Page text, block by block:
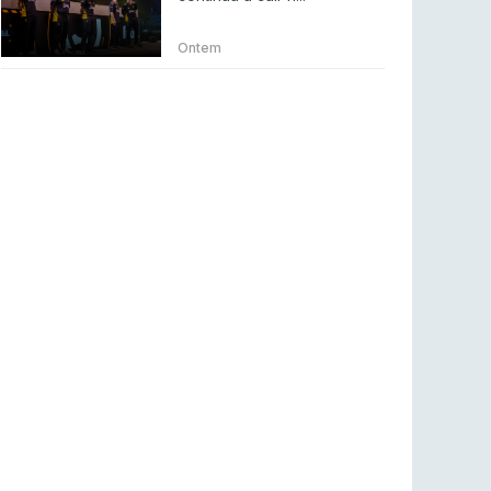
Betclic renova parceria com a RTP Arena para
a época 2026/27
Ontem